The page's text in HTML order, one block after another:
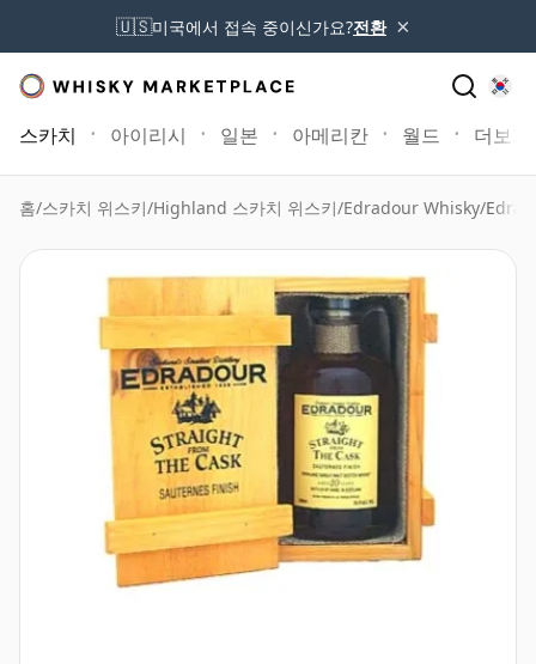
🇺🇸미국에서 접속 중이신가요?전환 ×
스카치 아이리시 일본 아메리칸 월드 더보기
홈/스카치 위스키/Highland 스카치 위스키/Edradour Whisky/